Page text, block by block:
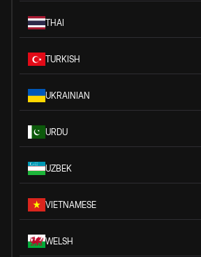
THAI
TURKISH
UKRAINIAN
URDU
UZBEK
VIETNAMESE
WELSH